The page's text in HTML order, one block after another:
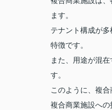
ます。
テナント構成が
特徴です。
また、用途が混
す。
このように、複
複合商業施設への